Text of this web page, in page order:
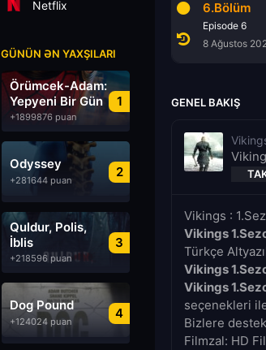
Netflix
GÜNÜN ƏN YAXŞILARI
1
Örümcek-Adam:
Yepyeni Bir Gün
+1899876 puan
2
Odyssey
+281644 puan
3
Quldur, Polis,
İblis
+218596 puan
4
Dog Pound
+124024 puan
6.Bölüm
Episode 6
8 Ağustos
GENEL BAKIŞ
Vikings :
Vikings
Türkçe
Vikings
Vikings
seçenekleri
Bizlere
Filmzal: HD